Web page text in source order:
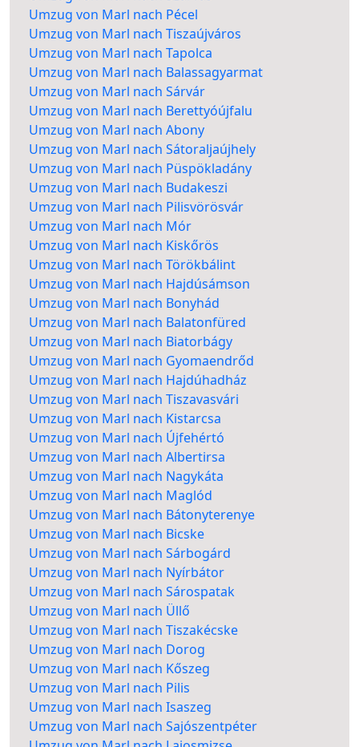
Umzug von Marl nach Pécel
Umzug von Marl nach Tiszaújváros
Umzug von Marl nach Tapolca
Umzug von Marl nach Balassagyarmat
Umzug von Marl nach Sárvár
Umzug von Marl nach Berettyóújfalu
Umzug von Marl nach Abony
Umzug von Marl nach Sátoraljaújhely
Umzug von Marl nach Püspökladány
Umzug von Marl nach Budakeszi
Umzug von Marl nach Pilisvörösvár
Umzug von Marl nach Mór
Umzug von Marl nach Kiskőrös
Umzug von Marl nach Törökbálint
Umzug von Marl nach Hajdúsámson
Umzug von Marl nach Bonyhád
Umzug von Marl nach Balatonfüred
Umzug von Marl nach Biatorbágy
Umzug von Marl nach Gyomaendrőd
Umzug von Marl nach Hajdúhadház
Umzug von Marl nach Tiszavasvári
Umzug von Marl nach Kistarcsa
Umzug von Marl nach Újfehértó
Umzug von Marl nach Albertirsa
Umzug von Marl nach Nagykáta
Umzug von Marl nach Maglód
Umzug von Marl nach Bátonyterenye
Umzug von Marl nach Bicske
Umzug von Marl nach Sárbogárd
Umzug von Marl nach Nyírbátor
Umzug von Marl nach Sárospatak
Umzug von Marl nach Üllő
Umzug von Marl nach Tiszakécske
Umzug von Marl nach Dorog
Umzug von Marl nach Kőszeg
Umzug von Marl nach Pilis
Umzug von Marl nach Isaszeg
Umzug von Marl nach Sajószentpéter